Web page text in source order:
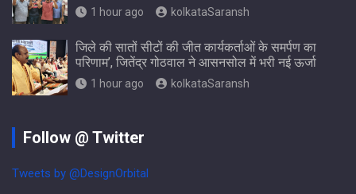
1 hour ago kolkataSaransh
जिले की सातों सीटों की जीत कार्यकर्ताओं के समर्पण का
परिणाम’, जितेंद्र गोठवाल ने आसनसोल में भरी नई ऊर्जा
1 hour ago kolkataSaransh
Follow @ Twitter
Tweets by @DesignOrbital